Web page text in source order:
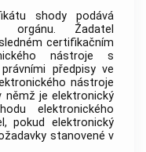
shody podává
orgánu. Žadatel
certifikačním
nástroje s
předpisy ve
nástroje
němž je elektronický
elektronického
, pokud elektronický
stanovené v